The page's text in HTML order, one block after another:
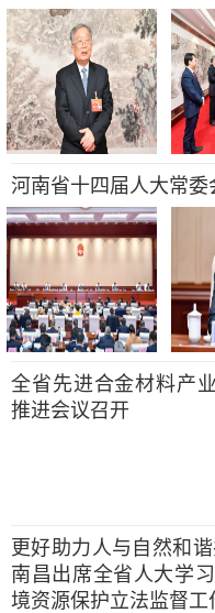
河南省十四届人大常
全省先进合金材料产
推进会议召开
更好助力人与自然和
南昌出席全省人大学
境资源保护立法监督